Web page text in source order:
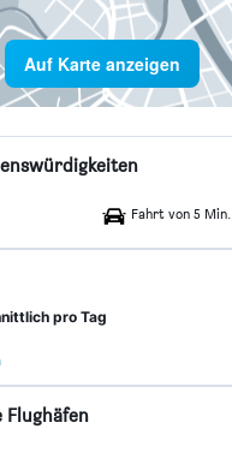
Auf Karte anzeigen
Fahrt von 5 Min.
pro Tag
Flughäfen